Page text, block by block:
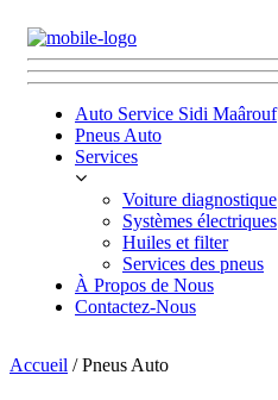
Auto Service Sidi Maârouf
Pneus Auto
Services
Voiture diagnostique
Systèmes électriques
Huiles et filter
Services des pneus
À Propos de Nous
Contactez-Nous
Accueil / Pneus Auto